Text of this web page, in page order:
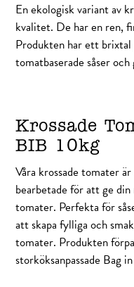
En ekologisk variant av
kvalitet. De har en ren,
Produkten har ett brixtal
tomatbaserade såser
Krossade
BIB 10kg
Våra krossade tomater
bearbetade för att ge
tomater. Perfekta för
att skapa fylliga och
tomater. Produkten
storköksanpassade Bag